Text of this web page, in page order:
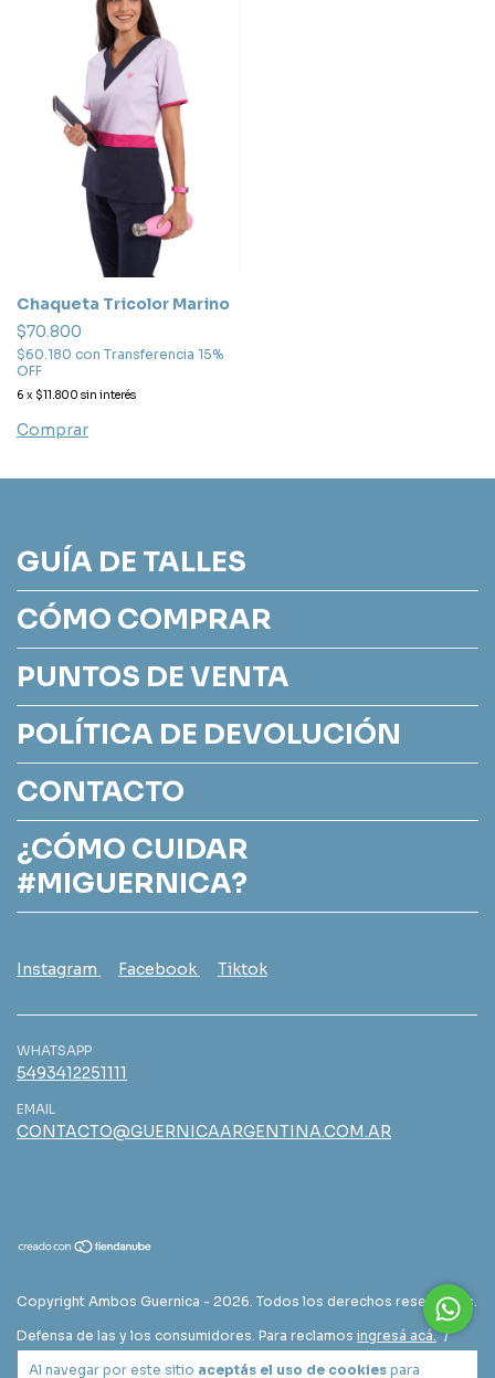
Al navegar por este sitio aceptás el uso de cookies para
Chaqueta Tricolor Marino
$70.800
$60.180 con Transferencia 15%
OFF
6 x $11.800 sin interés
Comprar
GUÍA DE TALLES
CÓMO COMPRAR
PUNTOS DE VENTA
POLÍTICA DE DEVOLUCIÓN
CONTACTO
¿CÓMO CUIDAR
#MIGUERNICA?
Instagram Facebook Tiktok
WHATSAPP
5493412251111
EMAIL
CONTACTO@GUERNICAARGENTINA.COM.AR
Copyright Ambos Guernica - 2026. Todos los derechos reservados.
Defensa de las y los consumidores. Para reclamos ingresá acá. /